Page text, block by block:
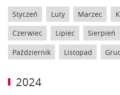
Styczeń Luty Marzec
Czerwiec Lipiec Sierpień
Październik Listopad
2024